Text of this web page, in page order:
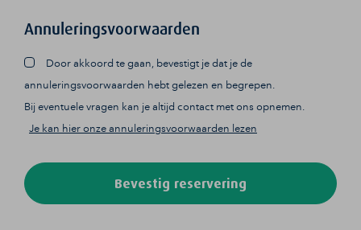
Annuleringsvoorwaarden
Door akkoord te gaan, bevestigt je dat je de
annuleringsvoorwaarden hebt gelezen en begrepen.
Bij eventuele vragen kan je altijd contact met ons opnemen.
Je kan hier onze annuleringsvoorwaarden lezen
Bevestig reservering